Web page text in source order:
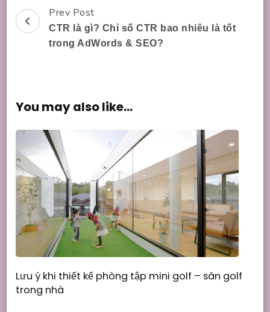
Post
Navigation
Prev Post
CTR là gì? Chỉ số CTR bao nhiêu là tốt
trong AdWords & SEO?
You may also like...
Lưu ý khi thiết kế phòng tập mini golf – sân golf
trong nhà